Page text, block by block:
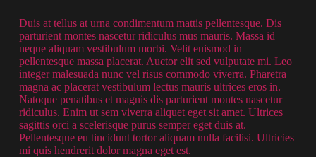
Duis at tellus at urna condimentum mattis pellentesque. Dis
parturient montes nascetur ridiculus mus mauris. Massa id
neque aliquam vestibulum morbi. Velit euismod in
pellentesque massa placerat. Auctor elit sed vulputate mi. Leo
integer malesuada nunc vel risus commodo viverra. Pharetra
magna ac placerat vestibulum lectus mauris ultrices eros in.
Natoque penatibus et magnis dis parturient montes nascetur
ridiculus. Enim ut sem viverra aliquet eget sit amet. Ultrices
sagittis orci a scelerisque purus semper eget duis at.
Pellentesque eu tincidunt tortor aliquam nulla facilisi. Ultricies
mi quis hendrerit dolor magna eget est.